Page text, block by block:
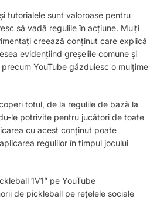
tutorialele sunt valoroase pentru
să vadă regulile în acțiune. Mulți
creează conținut care explică
evidențiind greșelile comune și
YouTube găzduiesc o mulțime
totul, de la regulile de bază la
le potrivite pentru jucători de toate
cu acest conținut poate
regulilor în timpul jocului
1V1” pe YouTube
de pickleball pe rețelele sociale